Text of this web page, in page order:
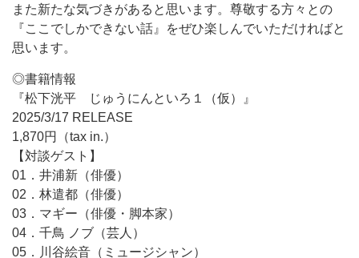
また新たな気づきがあると思います。尊敬する方々との
『ここでしかできない話』をぜひ楽しんでいただければと
思います。
◎書籍情報
『松下洸平 じゅうにんといろ１（仮）』
2025/3/17 RELEASE
1,870円（tax in.）
【対談ゲスト】
01．井浦新（俳優）
02．林遣都（俳優）
03．マギー（俳優・脚本家）
04．千鳥 ノブ（芸人）
05．川谷絵音（ミュージシャン）